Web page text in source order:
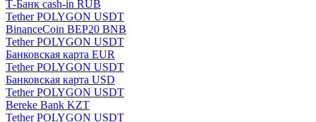
Т-Банк cash-in RUB
Tether POLYGON USDT
BinanceCoin BEP20 BNB
Tether POLYGON USDT
Банковская карта EUR
Tether POLYGON USDT
Банковская карта USD
Tether POLYGON USDT
Bereke Bank KZT
Tether POLYGON USDT